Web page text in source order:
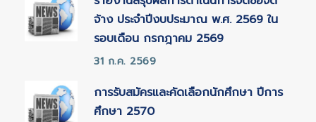
จ้าง ประจำปีงบประมาณ พ.ศ. 2569 ใน
รอบเดือน กรกฎาคม 2569
31 ก.ค. 2569
การรับสมัครและคัดเลือกนักศึกษา ปีการ
ศึกษา 2570